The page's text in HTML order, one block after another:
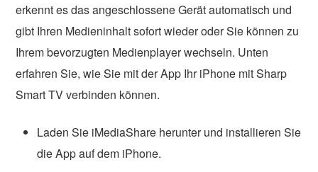
erkennt es das angeschlossene Gerät automatisch und
gibt Ihren Medieninhalt sofort wieder oder Sie können zu
Ihrem bevorzugten Medienplayer wechseln. Unten
erfahren Sie, wie Sie mit der App Ihr iPhone mit Sharp
Smart TV verbinden können.
Laden Sie iMediaShare herunter und installieren Sie
die App auf dem iPhone.